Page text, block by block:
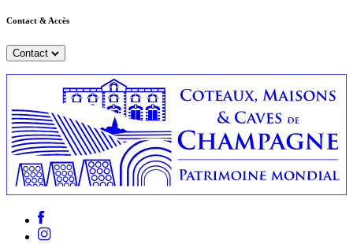
Contact & Accès
Contact